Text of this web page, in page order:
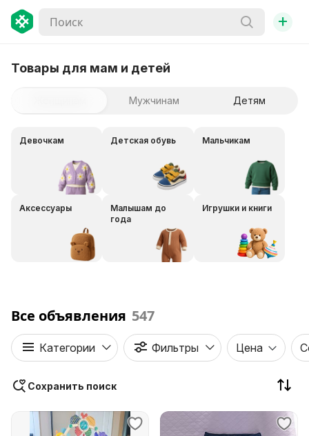
+
Товары для мам и детей
Мужчинам Детям
Девочкам Детская обувь Мальчикам
Аксессуары
Малышам до
года
Игрушки и книги
Все объявления 547
Категории Фильтры Цена
Сохранить поиск